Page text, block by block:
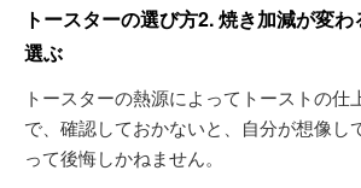
トースターの選び方2. 焼き加減が変
選ぶ
トースターの熱源によってトーストの仕
で、確認しておかないと、自分が想像し
って後悔しかねません。